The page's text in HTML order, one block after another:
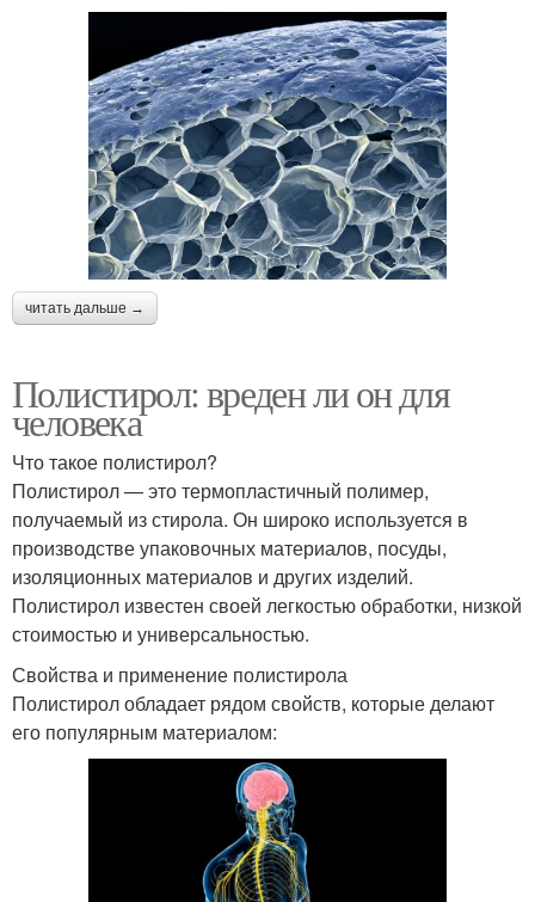
читать дальше →
Полистирол: вреден ли он для
человека
Что такое полистирол?
Полистирол — это термопластичный полимер,
получаемый из стирола. Он широко используется в
производстве упаковочных материалов, посуды,
изоляционных материалов и других изделий.
Полистирол известен своей легкостью обработки, низкой
стоимостью и универсальностью.
Свойства и применение полистирола
Полистирол обладает рядом свойств, которые делают
его популярным материалом: